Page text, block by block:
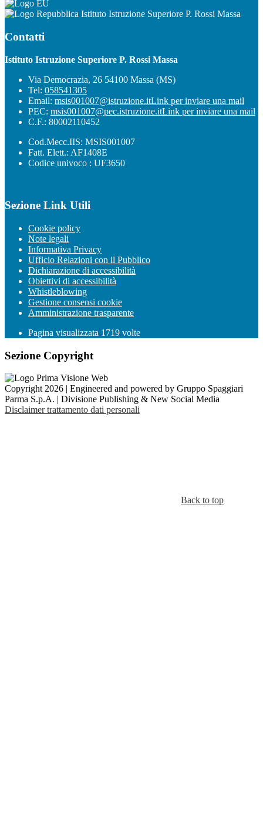
Istituto Istruzione Superiore P. Rossi Massa
Contatti
Istituto Istruzione Superiore P. Rossi Massa
Via Democrazia, 26 54100 Massa (MS)
Tel: 058541305
Email: msis001007@istruzione.itLink per inviare una mail
PEC: msis001007@pec.istruzione.itLink per inviare una mail
C.F.: 80002110452
Cod.Mecc.IIS: MSIS001007
Fatt. Elett.: AF1408E
Codice univoco : UF3650
Sezione Link Utili
Cookie policy
Note legali
Informativa Privacy
Ufficio Relazioni con il Pubblico
Dichiarazione di accessibilità
Obiettivi di accessibilità
Whistleblowing
Gestione consensi cookie
Amministrazione trasparente
Pagina visualizzata 1719 volte
Sezione Copyright
Copyright 2026 | Engineered and powered by Gruppo Spaggiari
Parma S.p.A. | Divisione Publishing & New Social Media
Disclaimer trattamento dati personali
Back to top